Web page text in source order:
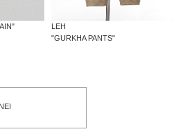
LEH
"GURKHA PANTS"